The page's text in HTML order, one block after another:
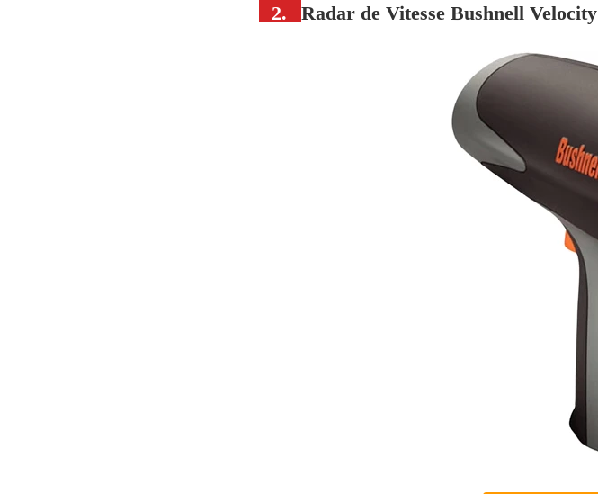
2. Radar de Vitesse Bushnell Velocity